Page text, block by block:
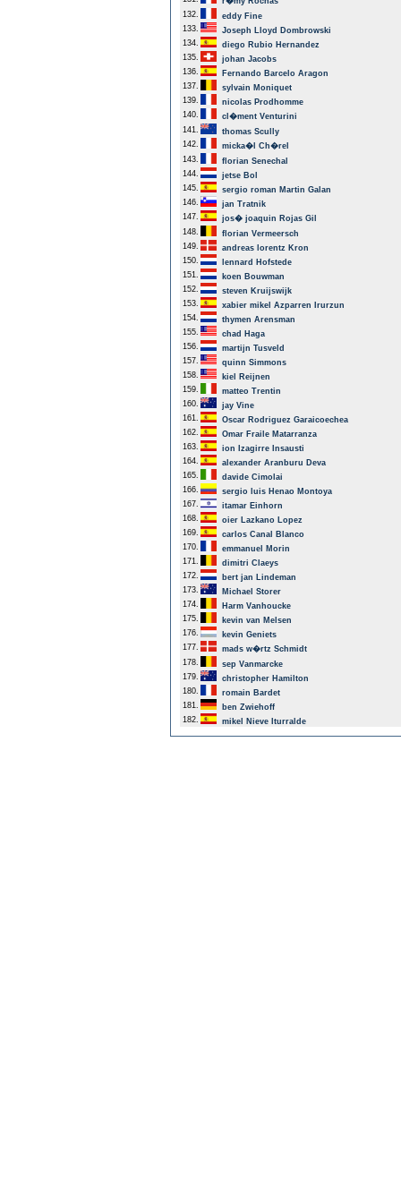
132.
eddy Fine
133.
Joseph Lloyd Dombrowski
134.
diego Rubio Hernandez
135.
johan Jacobs
136.
Fernando Barcelo Aragon
137.
sylvain Moniquet
139.
nicolas Prodhomme
140.
cl�ment Venturini
141.
thomas Scully
142.
micka�l Ch�rel
143.
florian Senechal
144.
jetse Bol
145.
sergio roman Martin Galan
146.
jan Tratnik
147.
jos� joaquin Rojas Gil
148.
florian Vermeersch
149.
andreas lorentz Kron
150.
lennard Hofstede
151.
koen Bouwman
152.
steven Kruijswijk
153.
xabier mikel Azparren Irurzun
154.
thymen Arensman
155.
chad Haga
156.
martijn Tusveld
157.
quinn Simmons
158.
kiel Reijnen
159.
matteo Trentin
160.
jay Vine
161.
Oscar Rodriguez Garaicoechea
162.
Omar Fraile Matarranza
163.
ion Izagirre Insausti
164.
alexander Aranburu Deva
165.
davide Cimolai
166.
sergio luis Henao Montoya
167.
itamar Einhorn
168.
oier Lazkano Lopez
169.
carlos Canal Blanco
170.
emmanuel Morin
171.
dimitri Claeys
172.
bert jan Lindeman
173.
Michael Storer
174.
Harm Vanhoucke
175.
kevin van Melsen
176.
kevin Geniets
177.
mads w�rtz Schmidt
178.
sep Vanmarcke
179.
christopher Hamilton
180.
romain Bardet
181.
ben Zwiehoff
182.
mikel Nieve Iturralde